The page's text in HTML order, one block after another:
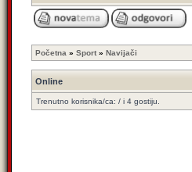
Početna » Sport » Navijači
Online
Trenutno korisnika/ca: / i 4 gostiju.